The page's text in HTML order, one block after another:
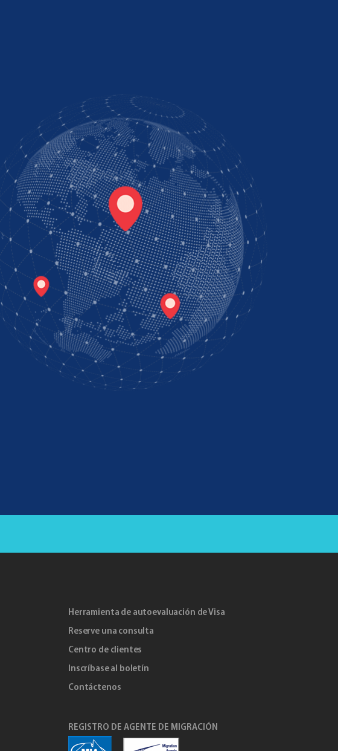
Herramienta de autoevaluación de Visa
Reserve una consulta
Centro de clientes
Inscríbase al boletín
Contáctenos
REGISTRO DE AGENTE DE MIGRACIÓN